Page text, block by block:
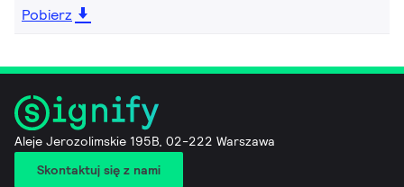
Pobierz
Aleje Jerozolimskie 195B, 02-222 Warszawa
Skontaktuj się z nami